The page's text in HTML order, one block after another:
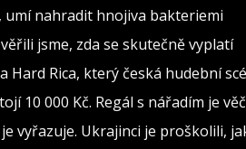
nahradit hnojiva bakteriemi
jsme, zda se skutečně vyplatí
Hard Rica, který česká hudební
10 000 Kč. Regál s nářadím je
vyřazuje. Ukrajinci je proškolili,